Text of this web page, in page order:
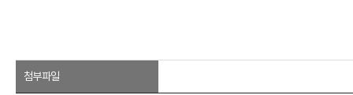
첨부파일